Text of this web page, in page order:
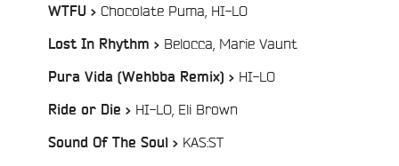
WTFU > Chocolate Puma, HI-LO/
Lost In Rhythm > Belocca, Marie Vaunt
Pura Vida (Wehbba Remix) > HI-LO/
Ride or Die > HI-LO, Eli Brown
Sound Of The Soul > KAS:ST/